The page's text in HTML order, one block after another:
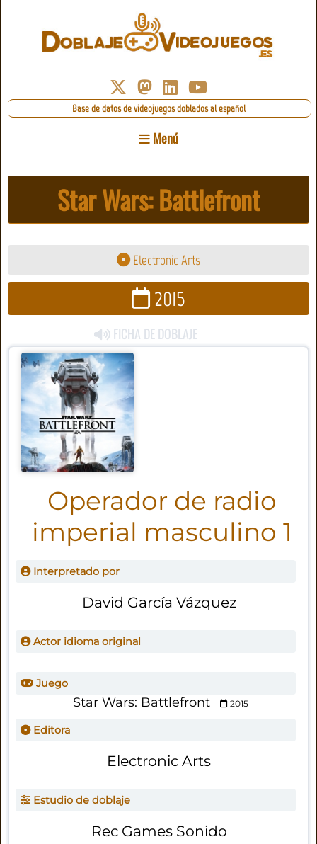
Base de datos de videojuegos doblados al español
Menú
Star Wars: Battlefront
Electronic Arts
2015
FICHA DE DOBLAJE
Operador de radio
imperial masculino 1
Interpretado por
David García Vázquez
Actor idioma original
Juego
Star Wars: Battlefront 2015
Editora
Electronic Arts
Estudio de doblaje
Rec Games Sonido